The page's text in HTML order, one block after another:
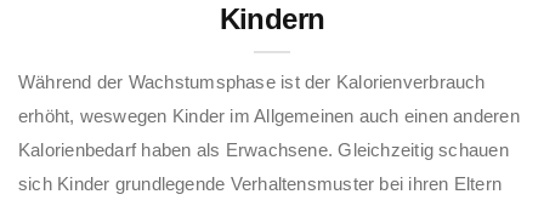
Kindern
Während der Wachstumsphase ist der Kalorienverbrauch
erhöht, weswegen Kinder im Allgemeinen auch einen anderen
Kalorienbedarf haben als Erwachsene. Gleichzeitig schauen
sich Kinder grundlegende Verhaltensmuster bei ihren Eltern